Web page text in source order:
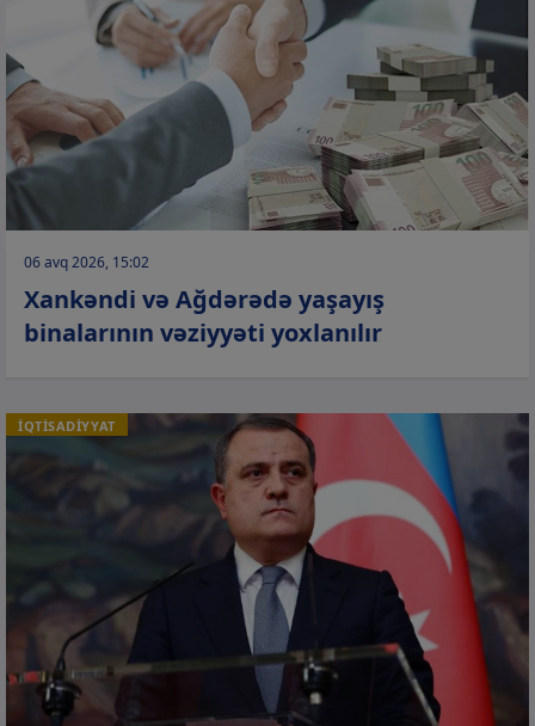
06 avq 2026, 15:02
Xankəndi və Ağdərədə yaşayış
binalarının vəziyyəti yoxlanılır
İQTİSADİYYAT